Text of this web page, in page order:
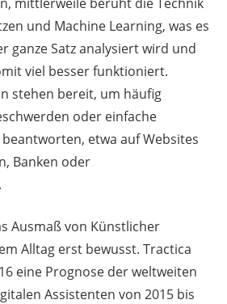
und Machine Learning, was es
ganze Satz analysiert wird und
viel besser funktioniert.
stehen bereit, um häufig
oder einfache
etwa auf Websites
Banken oder
Ausmaß von Künstlicher
Alltag erst bewusst. Tractica
eine Prognose der weltweiten
Assistenten von 2015 bis